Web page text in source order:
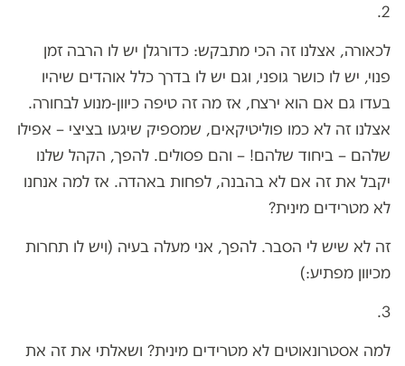
2.
לכאורה, אצלנו זה הכי מתבקש: כדורגלן יש לו הרבה זמן
פנוי, יש לו כושר גופני, וגם יש לו בדרך כלל אוהדים שיהיו
בעדו גם אם הוא ירצח, אז מה זה טיפה כיוון-מנוע לבחורה.
אצלנו זה לא כמו פוליטיקאים, שמספיק שיגעו בציצי – אפילו
שלהם – ביחוד שלהם! – והם פסולים. להפך, הקהל שלנו
יקבל את זה אם לא בהבנה, לפחות באהדה. אז למה אנחנו
לא מטרידים מינית?
זה לא שיש לי הסבר. להפך, אני מעלה בעיה (ויש לו תחרות
מכיוון מפתיע:)
3.
למה אסטרונאוטים לא מטרידים מינית? ושאלתי את זה את